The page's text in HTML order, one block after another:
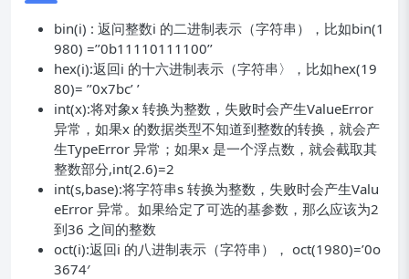
bin(i) : 返问整数i 的二进制表示（字符串），比如bin(1
980) =’’0b11110111100’’
hex(i):返回i 的十六进制表示（字符串〉，比如hex(19
80)= ’’0x7bc’ ’
int(x):将对象x 转换为整数，失败时会产生ValueError
异常，如果x 的数据类型不知道到整数的转换，就会产
生TypeError 异常；如果x 是一个浮点数，就会截取其
整数部分,int(2.6)=2
int(s,base):将字符串s 转换为整数，失败时会产生Valu
eError 异常。如果给定了可选的基参数，那么应该为2
到36 之间的整数
oct(i):返回i 的八进制表示（字符串）， oct(1980)=’0o
3674′